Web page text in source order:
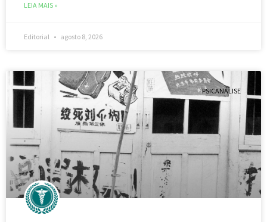
LEIA MAIS »
Editorial agosto 8, 2026
PSICANÁLISE